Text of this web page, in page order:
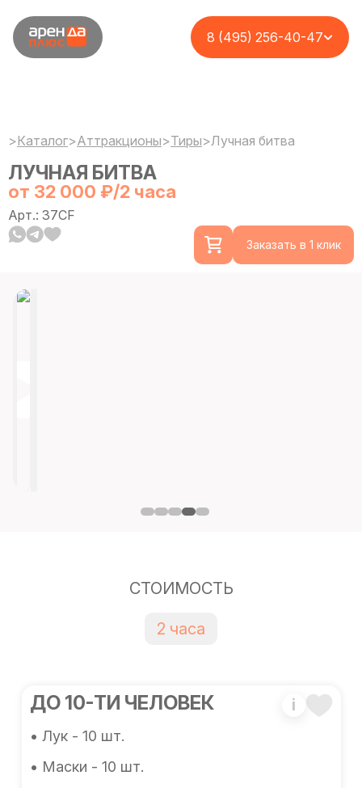
8 (495) 256-40-47
>Каталог>Аттракционы>Тиры>Лучная битва
ЛУЧНАЯ БИТВА
от 32 000 ₽/2 часа
Арт.: 37CF
Заказать в 1 клик
СТОИМОСТЬ
2 часа
ДО 10-ТИ ЧЕЛОВЕК i
• Лук - 10 шт.
• Маски - 10 шт.